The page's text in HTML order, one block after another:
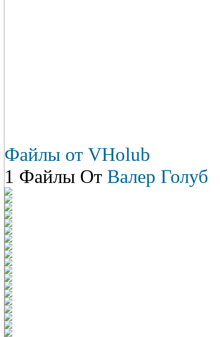
Файлы от VHolub
1 Файлы От Валер Голуб